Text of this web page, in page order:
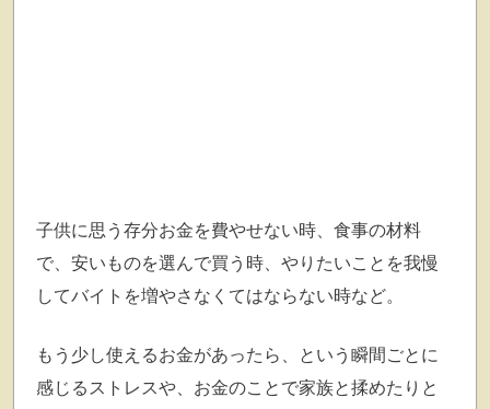
子供に思う存分お金を費やせない時、食事の材料
で、安いものを選んで買う時、やりたいことを我慢
してバイトを増やさなくてはならない時など。
もう少し使えるお金があったら、という瞬間ごとに
感じるストレスや、お金のことで家族と揉めたりと